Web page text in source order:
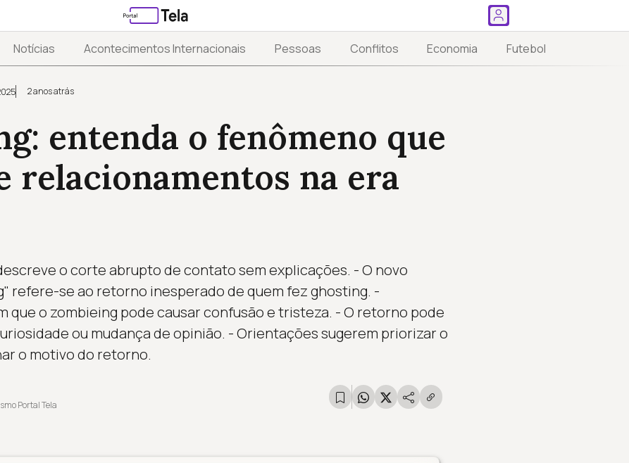
Notícias Acontecimentos Internacionais Pessoas Conflitos Economia Futebol
2 anos atrás
entenda o fenômeno que
relacionamentos na era
o corte abrupto de contato sem explicações. - O novo
refere-se ao retorno inesperado de quem fez ghosting. -
que o zombieing pode causar confusão e tristeza. - O retorno pode
ou mudança de opinião. - Orientações sugerem priorizar o
o motivo do retorno.
Portal Tela